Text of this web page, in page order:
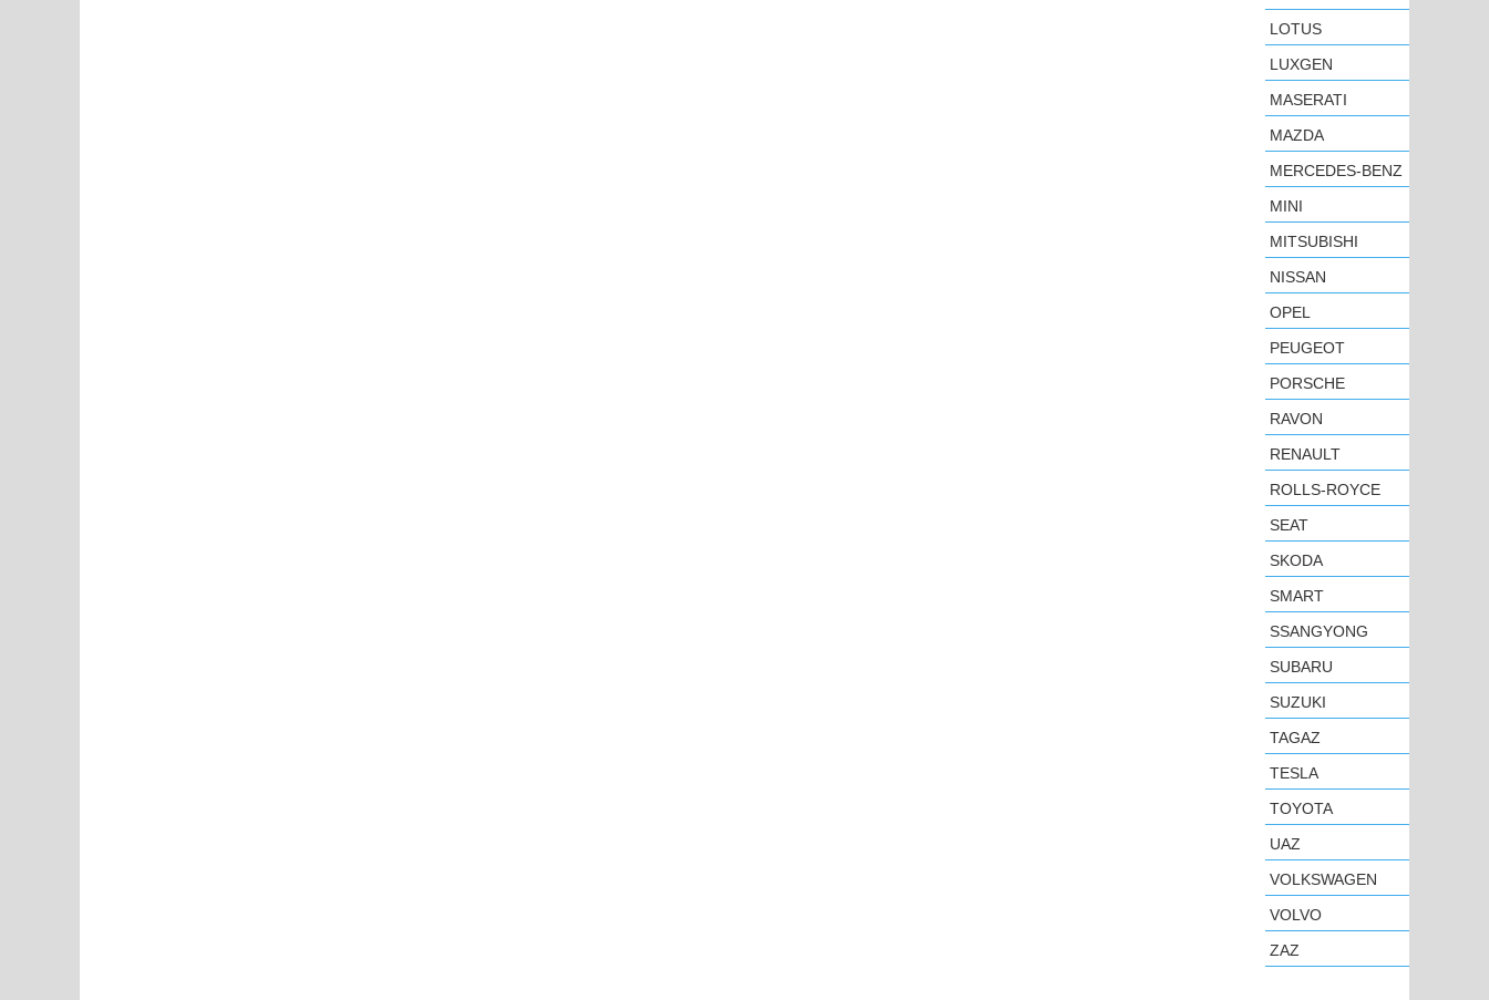
LOTUS
LUXGEN
MASERATI
MAZDA
MERCEDES-BENZ
MINI
MITSUBISHI
NISSAN
OPEL
PEUGEOT
PORSCHE
RAVON
RENAULT
ROLLS-ROYCE
SEAT
SKODA
SMART
SSANGYONG
SUBARU
SUZUKI
TAGAZ
TESLA
TOYOTA
UAZ
VOLKSWAGEN
VOLVO
ZAZ